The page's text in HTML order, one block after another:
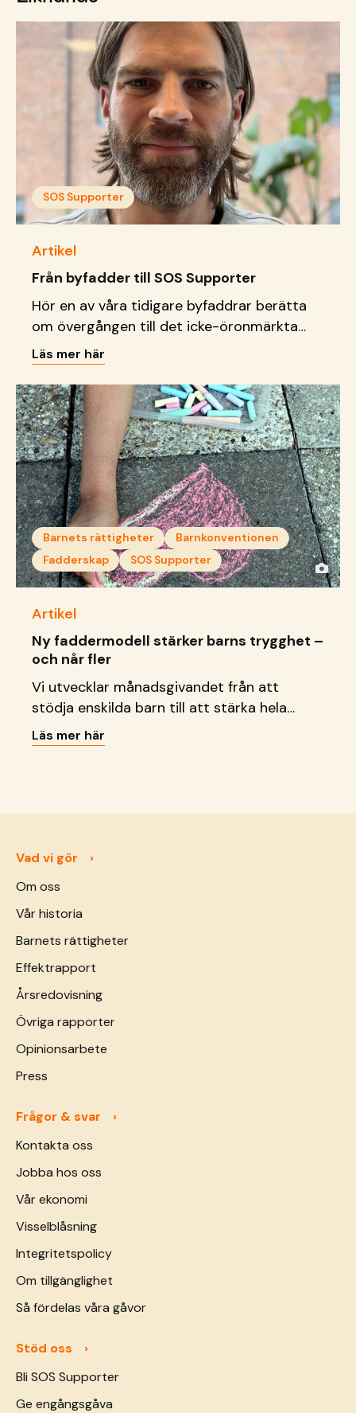
SOS Supporter
Artikel
Från byfadder till SOS Supporter
Hör en av våra tidigare byfaddrar berätta
om övergången till det icke-öronmärkta
månadsgivandet SOS Supporter
Läs mer här
Barnets rättigheter
Barnkonventionen
Fadderskap
SOS Supporter
Artikel
Ny faddermodell stärker barns trygghet –
och når fler
Vi utvecklar månadsgivandet från att
stödja enskilda barn till att stärka hela
familjer och samhällen.
Läs mer här
Vad vi gör
Om oss
Vår historia
Barnets rättigheter
Effektrapport
Årsredovisning
Övriga rapporter
Opinionsarbete
Press
Frågor & svar
Kontakta oss
Jobba hos oss
Vår ekonomi
Visselblåsning
Integritetspolicy
Om tillgänglighet
Så fördelas våra gåvor
Stöd oss
Bli SOS Supporter
Ge engångsgåva